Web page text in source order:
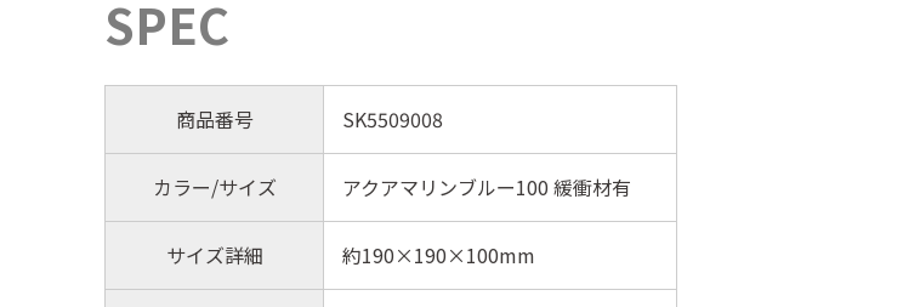
SPEC
商品番号 SK5509008
カラー/サイズ アクアマリンブルー100 緩衝材有
サイズ詳細 約190×190×100mm